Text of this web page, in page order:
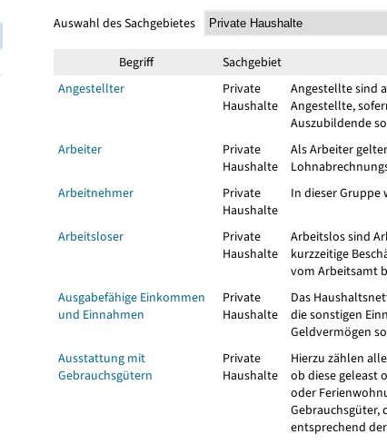
Auswahl des Sachgebietes
Begriff Sachgebiet
Angestellter
Private
Haushalte
Angestellte sind
Angestellte,
Auszubildende
Arbeiter
Private
Haushalte
Als Arbeiter
Arbeitnehmer
Private
Haushalte
In dieser Gruppe
Arbeitsloser
Private
Haushalte
Arbeitslos sind
kurzzeitige
vom Arbeitsamt
Ausgabefähige Einkommen
und Einnahmen
Private
Haushalte
Das
die sonstigen
Geldvermögen
Ausstattung mit
Gebrauchsgütern
Private
Haushalte
Hierzu zählen
ob diese geleast
oder
Gebrauchsgüter,
entsprechend